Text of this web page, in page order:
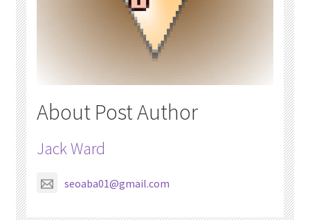
About Post Author
Jack Ward
seoaba01@gmail.com